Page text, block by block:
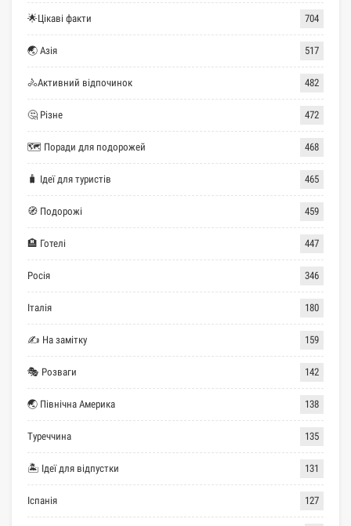
🌟Цікаві факти 704
🌏 Азія 517
🚴Активний відпочинок 482
🤔 Різне 472
🗺 Поради для подорожей 468
🧳 Ідеї для туристів 465
🧭 Подорожі 459
🏨 Готелі 447
Росія 346
Італія 180
✍ На замітку 159
🎭 Розваги 142
🌏 Північна Америка 138
Туреччина 135
🏝 Ідеї для відпустки 131
Іспанія 127